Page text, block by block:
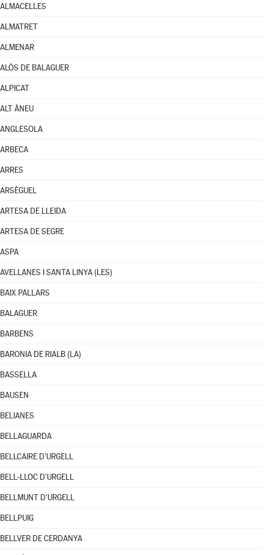
ALMACELLES
ALMATRET
ALMENAR
ALÒS DE BALAGUER
ALPICAT
ALT ÀNEU
ANGLESOLA
ARBECA
ARRES
ARSÈGUEL
ARTESA DE LLEIDA
ARTESA DE SEGRE
ASPA
AVELLANES I SANTA LINYA (LES)
BAIX PALLARS
BALAGUER
BARBENS
BARONIA DE RIALB (LA)
BASSELLA
BAUSEN
BELIANES
BELLAGUARDA
BELLCAIRE D'URGELL
BELL-LLOC D'URGELL
BELLMUNT D'URGELL
BELLPUIG
BELLVER DE CERDANYA